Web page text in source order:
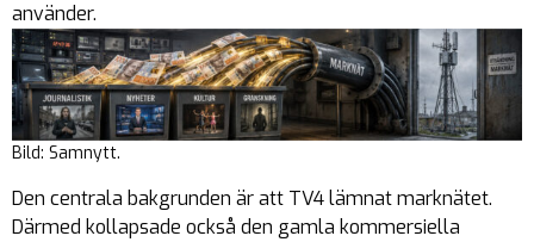
använder.
Bild: Samnytt.
Den centrala bakgrunden är att TV4 lämnat marknätet.
Därmed kollapsade också den gamla kommersiella